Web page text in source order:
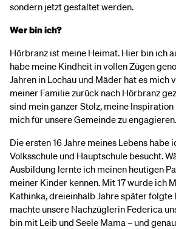
sondern jetzt gestaltet werden.
Wer bin ich?
Hörbranz ist meine Heimat. Hier bin ich
habe meine Kindheit in vollen Zügen
Jahren in Lochau und Mäder hat es mich
meiner Familie zurück nach Hörbranz
sind mein ganzer Stolz, meine
mich für unsere Gemeinde zu engagieren.
Die ersten 16 Jahre meines Lebens
Volksschule und Hauptschule besucht.
Ausbildung lernte ich meinen heutigen
meiner Kinder kennen. Mit 17 wurde ich
Kathinka, dreieinhalb Jahre später folgte
machte unsere Nachzüglerin Federica
bin mit Leib und Seele Mama – und